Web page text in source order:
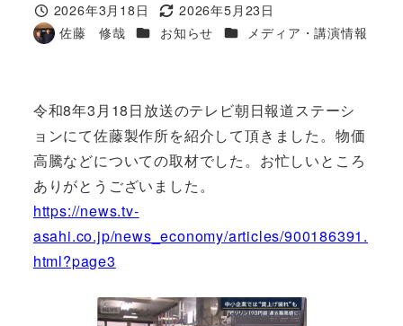
投稿日
2026年3月18日
更新日
2026年5月23日
著
佐藤 修哉 カテゴリー
お知らせ カテゴリー
メディア・講演情報
令和8年3月18日放送のテレビ朝日報道ステーシ
ョンにて佐藤製作所を紹介して頂きました。物価
高騰などについての取材でした。お忙しいところ
ありがとうございました。
https://news.tv-
asahi.co.jp/news_economy/articles/900186391.
html?page3